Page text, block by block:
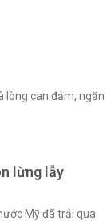
lòng can đảm, ngăn
lừng lẫy
Mỹ đã trải qua